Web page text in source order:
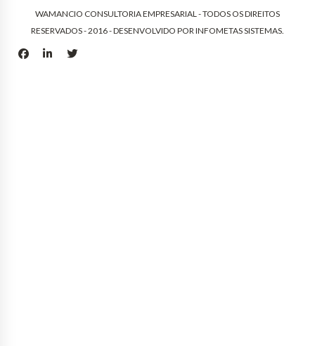
WAMANCIO CONSULTORIA EMPRESARIAL - TODOS OS DIREITOS
RESERVADOS - 2016 - DESENVOLVIDO PORINFOMETAS SISTEMAS.